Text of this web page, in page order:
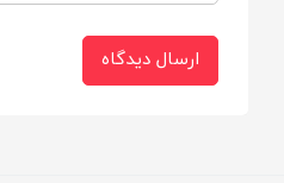
ارسال دیدگاه